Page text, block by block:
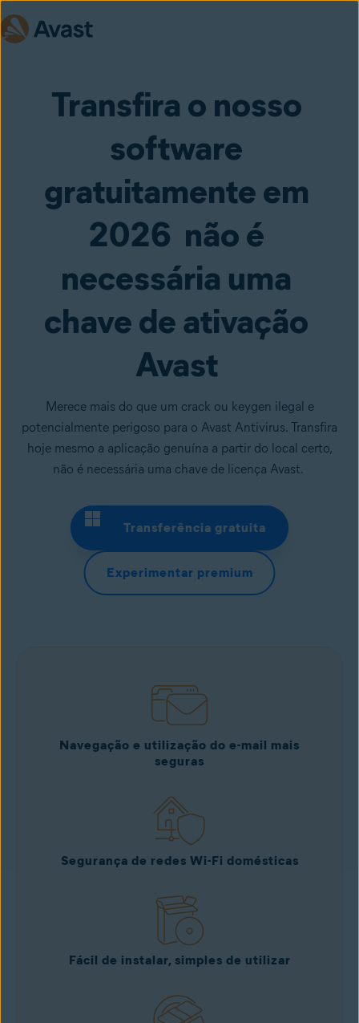
Transfira o nosso
software
gratuitamente em
2026  não é
necessária uma
chave de ativação
Avast
Merece mais do que um crack ou keygen ilegal e
potencialmente perigoso para o Avast Antivirus. Transfira
hoje mesmo a aplicação genuína a partir do local certo,
não é necessária uma chave de licença Avast.
Transferência gratuita
Experimentar premium
Navegação e utilização do e-mail mais
seguras
Segurança de redes Wi-Fi domésticas
Fácil de instalar, simples de utilizar